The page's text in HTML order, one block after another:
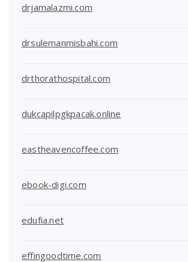
drjamalazmi.com
drsulemanmisbahi.com
drthorathospital.com
dukcapilpgkpacak.online
eastheavencoffee.com
ebook-digi.com
edufia.net
effingoodtime.com